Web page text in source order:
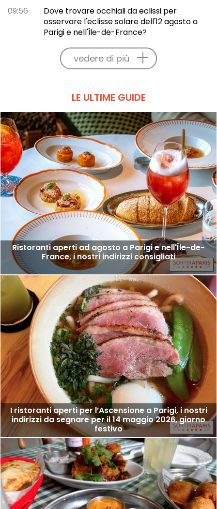
09:56
Dove trovare occhiali da eclissi per
osservare l'eclisse solare dell'12 agosto a
Parigi e nell'Île-de-France?
vedere di più
LE ULTIME GUIDE
Ristoranti aperti ad agosto a Parigi e nell'Île-de-
France, i nostri indirizzi consigliati
I ristoranti aperti per l’Ascensione a Parigi, i nostri
indirizzi da segnare per il 14 maggio 2026, giorno
festivo